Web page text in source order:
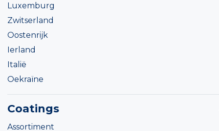
Luxemburg
Zwitserland
Oostenrijk
Ierland
Italië
Oekraïne
Coatings
Assortiment